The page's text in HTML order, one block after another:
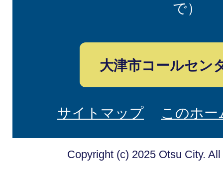
で）
大津市コールセン
サイトマップ このホ
Copyright (c) 2025 Otsu City.